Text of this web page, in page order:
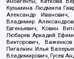
Кузьмина Людмила
Александр
Владимир
Евгеньевич, Ковин
Любарев Аркадий
Викторович,
Пигалкин Илья
Владимирович, Гусев